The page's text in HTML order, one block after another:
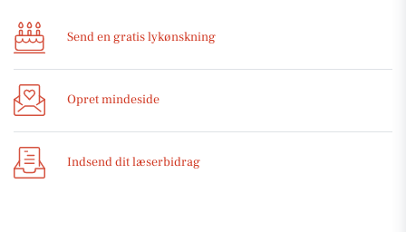
Send en gratis lykønskning
Opret mindeside
Indsend dit læserbidrag